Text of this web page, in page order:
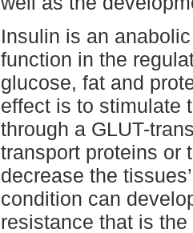
Insulin is an
function in the
glucose, fat and
effect is to stimulate
through a GLUT-
transport proteins or
decrease the
condition can
resistance that is